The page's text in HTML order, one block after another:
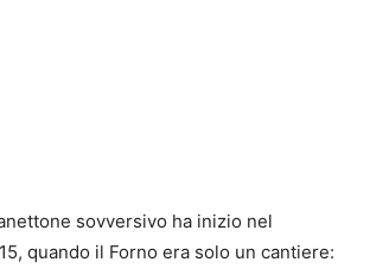
sovversivo ha inizio nel
quando il Forno era solo un cantiere: